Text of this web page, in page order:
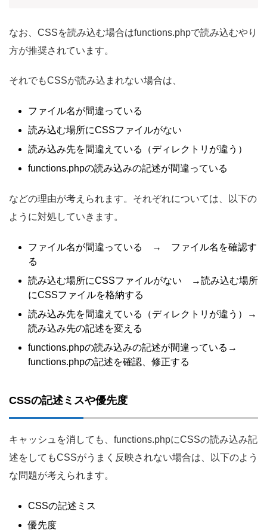
なお、CSSを読み込む場合はfunctions.phpで読み込むやり
方が推奨されています。
それでもCSSが読み込まれない場合は、
ファイル名が間違っている
読み込む場所にCSSファイルがない
読み込み先を間違えている（ディレクトリが違う）
functions.phpの読み込みの記述が間違っている
などの理由が考えられます。それぞれについては、以下の
ように対処していきます。
ファイル名が間違っている → ファイル名を確認す
る
読み込む場所にCSSファイルがない →読み込む場所
にCSSファイルを格納する
読み込み先を間違えている（ディレクトリが違う）→
読み込み先の記述を変える
functions.phpの読み込みの記述が間違っている→
functions.phpの記述を確認、修正する
CSSの記述ミスや優先度
キャッシュを消しても、functions.phpにCSSの読み込み記
述をしてもCSSがうまく反映されない場合は、以下のよう
な問題が考えられます。
CSSの記述ミス
優先度